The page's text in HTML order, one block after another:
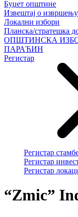
Буџет општине
Извештај о извршењу
Локални избори
Планска/стратешка
ОПШТИНСКА
ПАРАЋИН
Регистар
Регистар
Регистар
Регистар
“Zmic”